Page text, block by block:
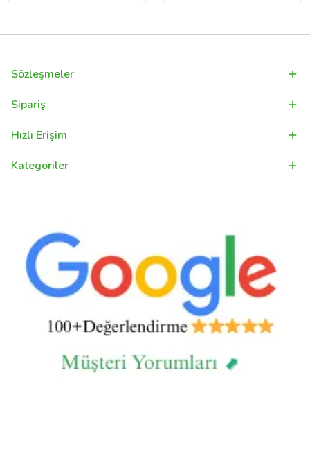
Sözleşmeler
Sipariş
Hızlı Erişim
Kategoriler